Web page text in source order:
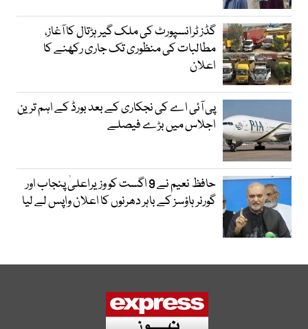
گڈز ٹرانسپورٹ کی ملک گیر ہڑتال کا آغاز،
مطالبات کی منظوری تک جاری رکھنے کا
اعلان
پی آئی اے کی نجکاری کے بعد بورڈ کے اہم ترین
اجلاس میں بڑے فیصلے
حافظ نعیم نے 9 اگست کو وزیراعلیٰ پنجاب اور
گورنر ہاؤسز کے باہر دھرنوں کا اعلان واپس لے لیا